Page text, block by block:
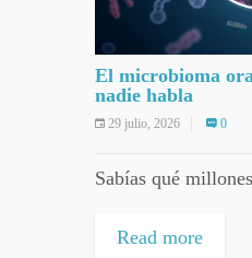
El microbioma
nadie habla
29 julio, 2026 0
Sabías qué
Read more